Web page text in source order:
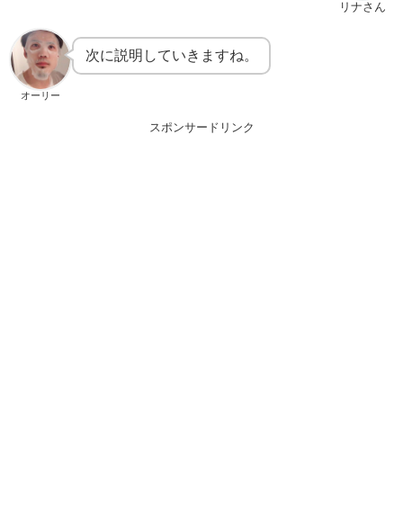
リナさん
オーリー
次に説明していきますね。
スポンサードリンク